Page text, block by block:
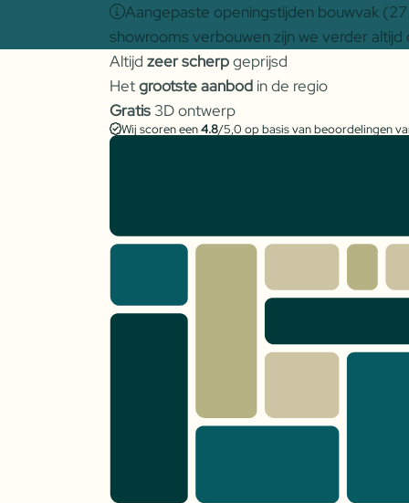
Aangepaste openingstijden bouwvak
showrooms verbouwen zijn we verder
Altijd zeer scherpgeprijsd
Hetgrootste aanbod in de regio
Gratis 3D ontwerp
Wij scoren een4.8/5,0 op basis van beoordelingen